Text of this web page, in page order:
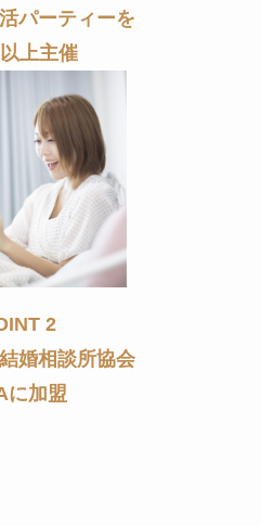
パーティーを
上主催
2
婚相談所協会
に加盟